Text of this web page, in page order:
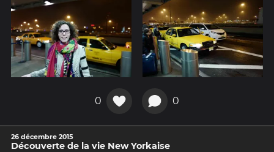
0 0
26 décembre 2015
Découverte de la vie New Yorkaise